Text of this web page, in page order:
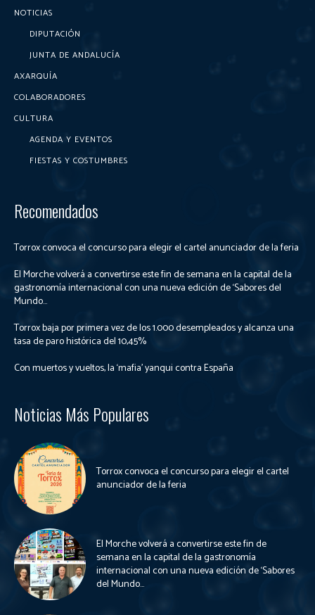
NOTICIAS
DIPUTACIÓN
JUNTA DE ANDALUCÍA
AXARQUÍA
COLABORADORES
CULTURA
AGENDA Y EVENTOS
FIESTAS Y COSTUMBRES
Recomendados
Torrox convoca el concurso para elegir el cartel anunciador de la feria
El Morche volverá a convertirse este fin de semana en la capital de la
gastronomía internacional con una nueva edición de ‘Sabores del
Mundo...
Torrox baja por primera vez de los 1.000 desempleados y alcanza una
tasa de paro histórica del 10,45%
Con muertos y vueltos, la ‘mafia’ yanqui contra España
Noticias Más Populares
Torrox convoca el concurso para elegir el cartel
anunciador de la feria
El Morche volverá a convertirse este fin de
semana en la capital de la gastronomía
internacional con una nueva edición de ‘Sabores
del Mundo...